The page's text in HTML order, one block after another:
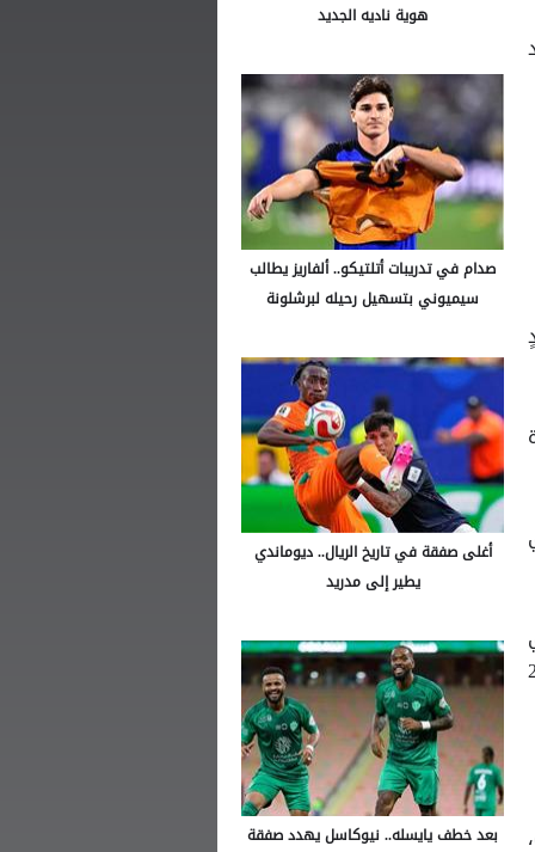
في باريس في 24
هوية ناديه الجديد
صدام في تدريبات أتلتيكو.. ألفاريز يطالب
سيميوني بتسهيل رحيله لبرشلونة
أغلى صفقة في تاريخ الريال.. ديوماندي
يطير إلى مدريد
بعد خطف يايسله.. نيوكاسل يهدد صفقة